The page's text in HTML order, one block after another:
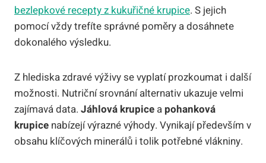
bezlepkové recepty z kukuřičné krupice. S jejich
pomocí vždy trefíte správné poměry a dosáhnete
dokonalého výsledku.
Z hlediska zdravé výživy se vyplatí prozkoumat i další
možnosti. Nutriční srovnání alternativ ukazuje velmi
zajímavá data. Jáhlová krupice a pohanková
krupice nabízejí výrazné výhody. Vynikají především v
obsahu klíčových minerálů i tolik potřebné vlákniny.